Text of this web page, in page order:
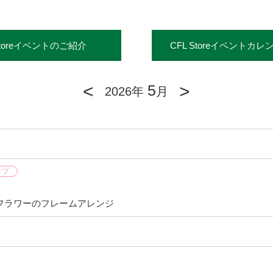
イベントのご紹介 CFL Storeイベントカレ
< 2026年 5 月 >
プ
ラワーのフレームアレンジ